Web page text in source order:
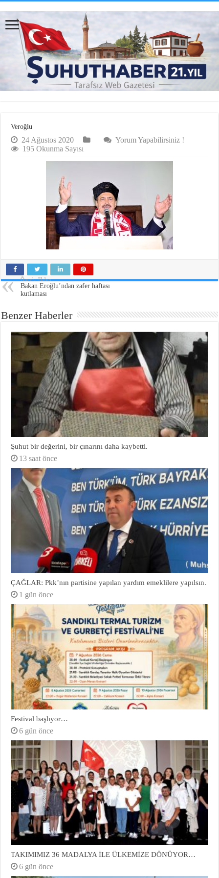
Veroğlu
24 Ağustos 2020
Yorum Yapabilirsiniz !
195 Okunma Sayısı
Önceki Haber
Bakan Eroğlu’ndan zafer haftası
kutlaması
Benzer Haberler
Şuhut bir değerini, bir çınarını daha kaybetti.
13 saat önce
ÇAĞLAR: Pkk’nın partisine yapılan yardım emeklilere yapılsın.
1 gün önce
Festival başlıyor…
6 gün önce
TAKIMIMIZ 36 MADALYA İLE ÜLKEMİZE DÖNÜYOR…
6 gün önce